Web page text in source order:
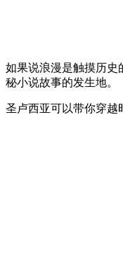
如果说浪漫是触摸历史
秘小说故事的发生地。
圣卢西亚可以带你穿越